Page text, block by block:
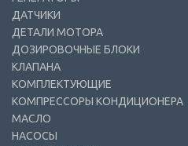
ДАТЧИКИ
ДЕТАЛИ МОТОРА
ДОЗИРОВОЧНЫЕ БЛОКИ
КЛАПАНА
КОМПЛЕКТУЮЩИЕ
КОМПРЕССОРЫ КОНДИЦИОНЕРА
МАСЛО
НАСОСЫ